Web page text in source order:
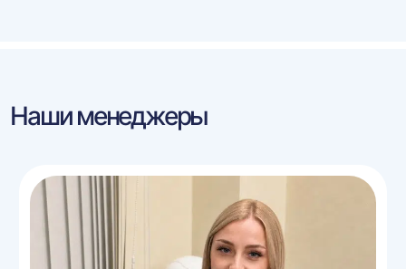
Наши менеджеры